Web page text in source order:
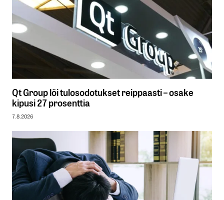
Qt Group löi tulosodotukset reippaasti – osake
kipusi 27 prosenttia
7.8.2026